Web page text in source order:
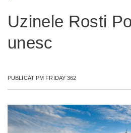
Uzinele Rosti
unesc
PUBLICAT PM FRIDAY 362